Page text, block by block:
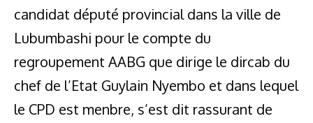
candidat député provincial dans la ville de
Lubumbashi pour le compte du
regroupement AABG que dirige le dircab du
chef de l’Etat Guylain Nyembo et dans lequel
le CPD est menbre, s’est dit rassurant de